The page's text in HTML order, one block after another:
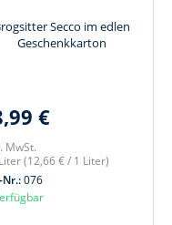
Secco im edlen
Geschenkkarton
€
MwSt.
(12,66 € / 1 Liter)
076